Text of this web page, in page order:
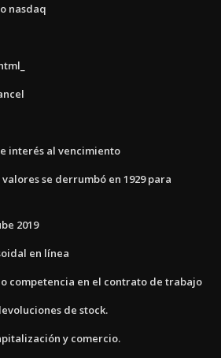
nasdaq
interés al vencimiento
se derrumbó en 1929 para
2019
en línea
competencia en el contrato de trabajo
de stock.
y comercio.